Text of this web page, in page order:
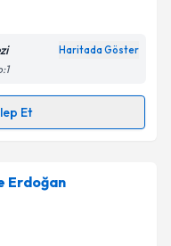
ilişkin
Aydınlatma
belirtilen
Haritada Göster
Et
için randevu takvimi
randevu almanız
posta ile
Erdoğan